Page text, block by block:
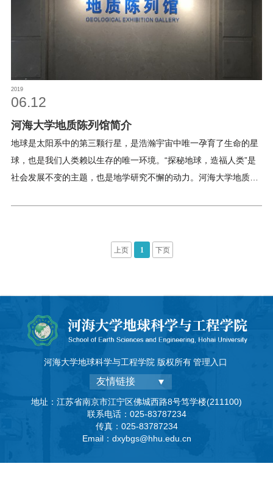
为河海大学先进实验室。1996年被指定为“211工程”建设基础实验
室，1999年通过教育部对基础课教学实验室的评估工作，2009年
成功申报江苏省高等学校实验教学示范中心建设点。测绘实验室现
已由传统的光学仪器逐渐向电子及自动化仪器方向发展，数字电子
成图技术逐渐代替了传统的经纬仪平板测图，并配备地理信息系统
系统等数据处理软件。实验室开展的实验教
2019
06.12
河海大学地质陈列馆简介
地球是太阳系中的第三颗行星，是浩瀚宇宙中唯一孕育了生命的星
球，也是我们人类赖以生存的唯一环境。“探秘地球，造福人类”是
社会发展不变的主题，也是地学研究不懈的动力。河海大学地质陈
地质两大展览区域。步入基础地质展区，首先映入眼帘的是精美的
今的顺序排列，反映了地球生命从产生到发展、历经数次灾难性灭
绝事件依然生机勃勃的进化历程。在此之后还有关于地球结构和地
质构造的相关展示和模型展出，进一步阐述地质作用对地球浅部构
造和地表环境的影响。进入工程地质展区，可以近距离接触各种地
质工程勘察和检测设备，详细了解我国许多大型工程项目建设的地
质背景和现实意义。也可以亲自操作地下水运动演示装置等多种模
型，对真实发生的水文地质现象进行模拟和观察，加深对水资源种
类和运移的理解。还可以接触许多平时难得一见的水质分析等现代
上页 1 下页
河海大学地球科学与工程学院 版权所有管理入口
友情链接
地址：江苏省南京市江宁区佛城西路8号笃学楼(211100)
联系电话：025-83787234
传真：025-83787234
Email：dxybgs@hhu.edu.cn